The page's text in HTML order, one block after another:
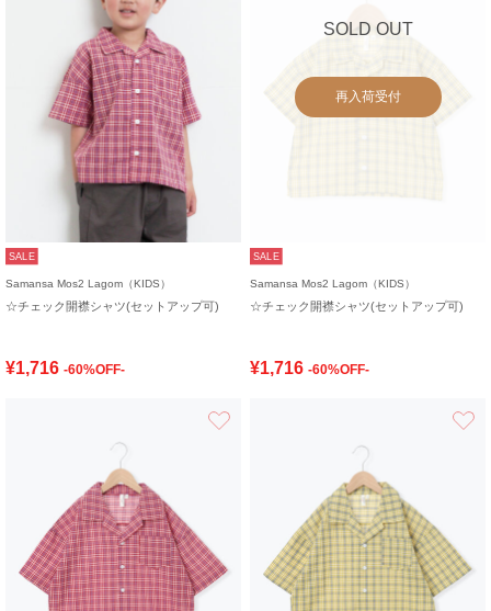
SALE
Samansa Mos2 Lagom（KIDS）
☆チェック開襟シャツ(セットアップ可)
¥1,716 -60%OFF-
SOLD OUT
再入荷受付
SALE
Samansa Mos2 Lagom（KIDS）
☆チェック開襟シャツ(セットアップ可)
¥1,716 -60%OFF-